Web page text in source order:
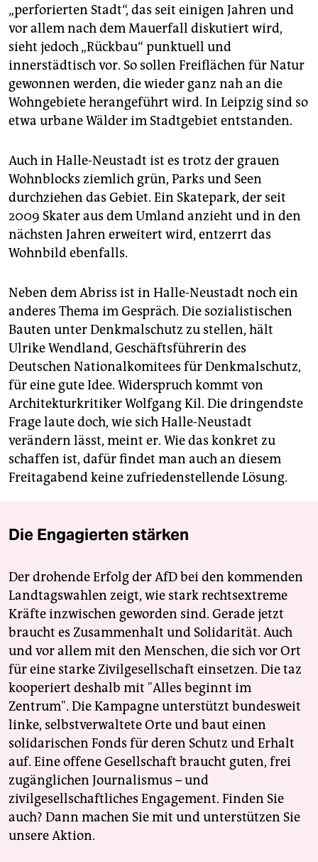
„perforierten Stadt“, das seit einigen Jahren und
vor allem nach dem Mauerfall diskutiert wird,
sieht jedoch „Rückbau“ punktuell und
innerstädtisch vor. So sollen Freiflächen für Natur
gewonnen werden, die wieder ganz nah an die
Wohngebiete herangeführt wird. In Leipzig sind so
etwa urbane Wälder im Stadtgebiet entstanden.
Auch in Halle-Neustadt ist es trotz der grauen
Wohnblocks ziemlich grün, Parks und Seen
durchziehen das Gebiet. Ein Skatepark, der seit
2009 Skater aus dem Umland anzieht und in den
nächsten Jahren erweitert wird, entzerrt das
Wohnbild ebenfalls.
Neben dem Abriss ist in Halle-Neustadt noch ein
anderes Thema im Gespräch. Die sozialistischen
Bauten unter Denkmalschutz zu stellen, hält
Ulrike Wendland, Geschäftsführerin des
Deutschen Nationalkomitees für Denkmalschutz,
für eine gute Idee. Widerspruch kommt von
Architekturkritiker Wolfgang Kil. Die dringendste
Frage laute doch, wie sich Halle-Neustadt
verändern lässt, meint er. Wie das konkret zu
schaffen ist, dafür findet man auch an diesem
Freitagabend keine zufriedenstellende Lösung.
Die Engagierten stärken
Der drohende Erfolg der AfD bei den kommenden
Landtagswahlen zeigt, wie stark rechtsextreme
Kräfte inzwischen geworden sind. Gerade jetzt
braucht es Zusammenhalt und Solidarität. Auch
und vor allem mit den Menschen, die sich vor Ort
für eine starke Zivilgesellschaft einsetzen. Die taz
kooperiert deshalb mit "Alles beginnt im
Zentrum". Die Kampagne unterstützt bundesweit
linke, selbstverwaltete Orte und baut einen
solidarischen Fonds für deren Schutz und Erhalt
auf. Eine offene Gesellschaft braucht guten, frei
zugänglichen Journalismus – und
zivilgesellschaftliches Engagement. Finden Sie
auch? Dann machen Sie mit und unterstützen Sie
unsere Aktion.